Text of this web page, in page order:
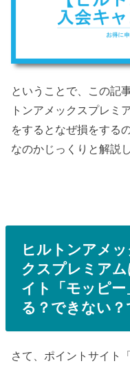
ということで、この記
トンアメックスプレミ
をするとなぜ損をする
なのかじっくりと解説
ヒルトンアメ
クスプレミア
イト「モッピー
る？できない？
さて、ポイントサイト